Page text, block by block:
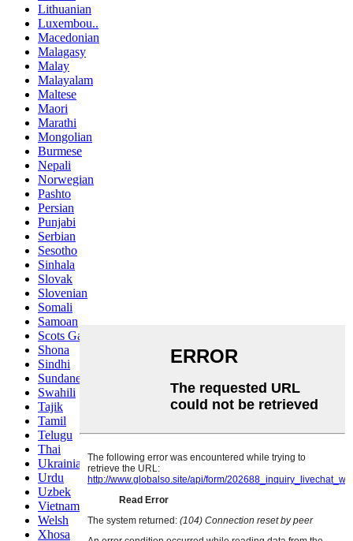
Lithuanian
Luxembou..
Macedonian
Malagasy
Malay
Malayalam
Maltese
Maori
Marathi
Mongolian
Burmese
Nepali
Norwegian
Pashto
Persian
Punjabi
Serbian
Sesotho
Sinhala
Slovak
Slovenian
Somali
Samoan
Scots Gaelic
Shona
Sindhi
Sundanese
Swahili
Tajik
Tamil
Telugu
Thai
Ukrainian
Urdu
Uzbek
Vietnamese
Welsh
Xhosa